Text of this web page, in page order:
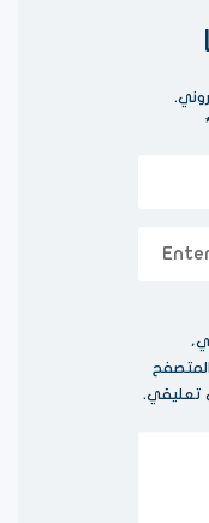
تعليقي.